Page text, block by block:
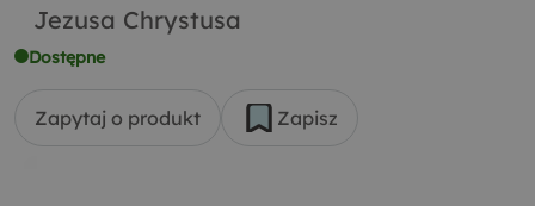
Jezusa Chrystusa
Dostępne
Zapytaj o produkt Zapisz